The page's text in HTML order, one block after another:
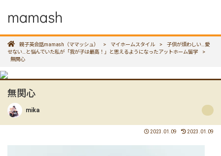
mamash
親子英会話mamash（ママッシュ） > マイホームスタイル >
子供が煩わしい…愛
せない…と悩んでいた私が「我が子は最高！」と思えるようになったアットホーム留学
>
無関心
無関心
mika
2023.01.09 2023.01.09